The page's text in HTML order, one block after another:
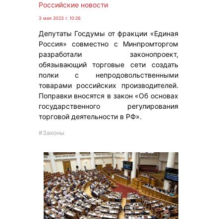
Российские новости
3 мая 2023 г. 10:26
Депутаты Госдумы от фракции «Единая
Россия» совместно с Минпромторгом
разработали законопроект,
обязывающий торговые сети создать
полки с непродовольственными
товарами российских производителей.
Поправки вносятся в закон «Об основах
государственного регулирования
торговой деятельности в РФ».
#Законы